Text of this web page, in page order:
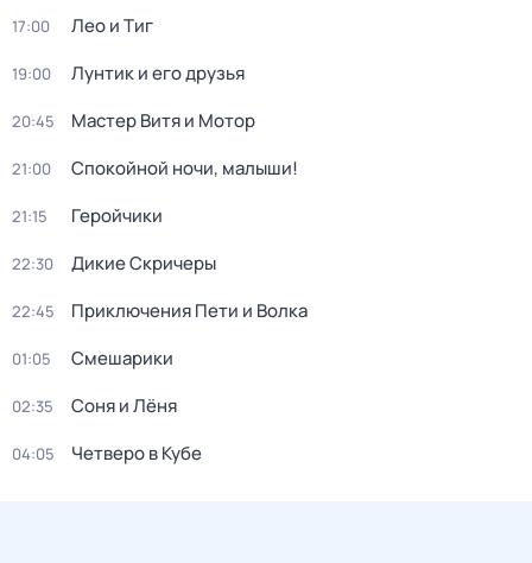
17:00 Лео и Тиг
19:00 Лунтик и его друзья
20:45 Мастер Витя и Мотор
21:00 Спокойной ночи, малыши!
21:15 Геройчики
22:30 Дикие Скричеры
22:45 Приключения Пети и Волка
01:05 Смешарики
02:35 Соня и Лёня
04:05 Четверо в Кубе